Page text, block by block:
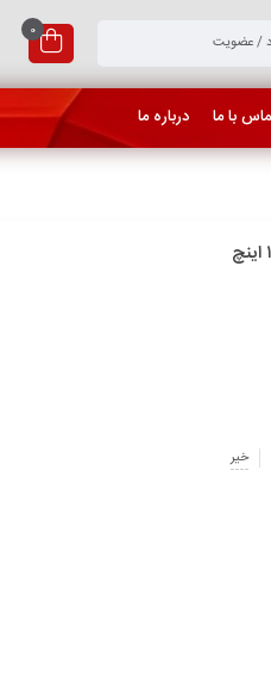
/ عضویت
0
با ما درباره ما
خیر